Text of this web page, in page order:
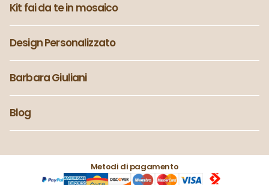
Kit fai da te in mosaico
Design Personalizzato
Barbara Giuliani
Blog
Metodi di pagamento